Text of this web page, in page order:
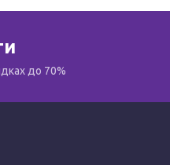
небольшая часть - в
кожи, устойчивые к
до 70%